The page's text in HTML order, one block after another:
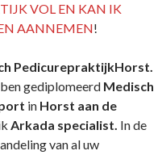
VOL EN KAN IK
AANNEMEN!
PedicurepraktijkHorst.
gediplomeerd Medisch
in Horst aan de
Arkada specialist. In de
van al uw